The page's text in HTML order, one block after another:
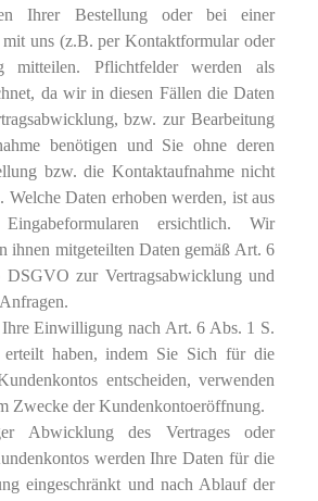
Ihrer Bestellung oder bei einer
uns (z.B. per Kontaktformular oder
mitteilen. Pflichtfelder werden als
da wir in diesen Fällen die Daten
bzw. zur Bearbeitung
benötigen und Sie ohne deren
bzw. die Kontaktaufnahme nicht
Welche Daten erhoben werden, ist aus
ersichtlich. Wir
ihnen mitgeteilten Daten gemäß Art. 6
zur Vertragsabwicklung und
Einwilligung nach Art. 6 Abs. 1 S.
haben, indem Sie Sich für die
entscheiden, verwenden
Zwecke der Kundenkontoeröffnung.
Abwicklung des Vertrages oder
werden Ihre Daten für die
eingeschränkt und nach Ablauf der